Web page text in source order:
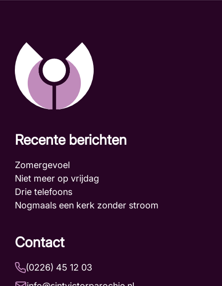
Recente berichten
Zomergevoel
Niet meer op vrijdag
Drie telefoons
Nogmaals een kerk zonder stroom
Contact
(0226) 45 12 03